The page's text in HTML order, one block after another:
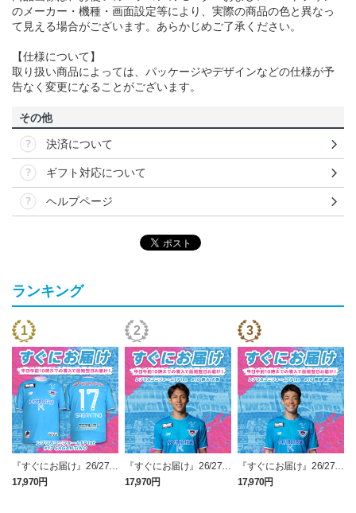
のメーカー・機種・画面設定等により、実際の商品の色と異なっ
て見える場合がございます。あらかじめご了承ください。
【仕様について】
取り扱い商品によっては、パッケージやデザインなどの仕様が予
告なく変更になることがございます。
その他
決済について
ギフト対応について
ヘルプページ
ランキング
『すぐにお届け』26/27レ
プリカユニフォームFP1st
No.17 SAGANTINO
17,970円
『すぐにお届け』26/27レ
プリカユニフォームFP1st
No.10 鈴木 大馳
17,970円
『すぐにお届け』26/27レ
プリカユニフォームFP1st
No.16 西澤 健太
17,970円